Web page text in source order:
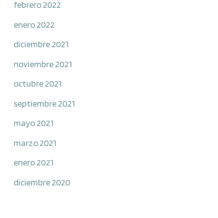
febrero 2022
enero 2022
diciembre 2021
noviembre 2021
octubre 2021
septiembre 2021
mayo 2021
marzo 2021
enero 2021
diciembre 2020